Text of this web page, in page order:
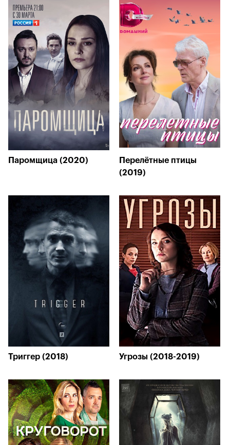
Паромщица (2020)
Перелётные птицы
(2019)
Триггер (2018) Угрозы (2018-2019)